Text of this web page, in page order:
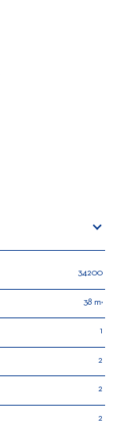
34200
38 m²
1
2
2
2